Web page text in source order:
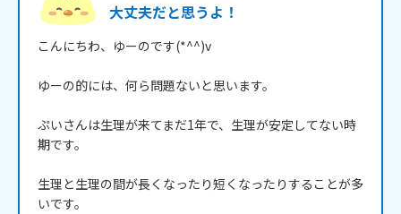
大丈夫だと思うよ！
こんにちわ、ゆーのです(*^^)v
ゆーの的には、何ら問題ないと思います。
ぷいさんは生理が来てまだ1年で、生理が安定してない時
期です。
生理と生理の間が長くなったり短くなったりすることが多
いです。